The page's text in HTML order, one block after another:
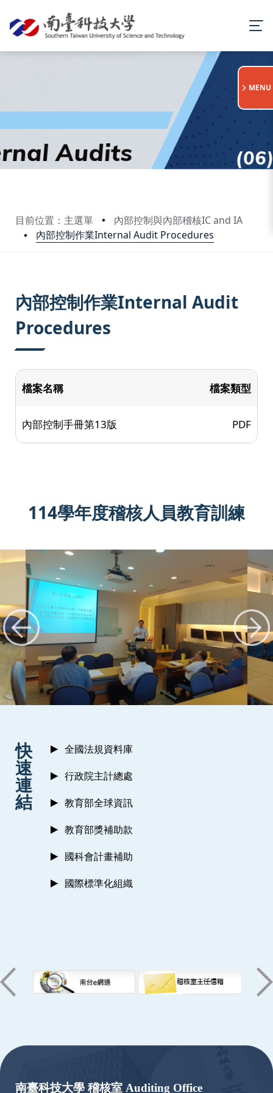
目前位置：主選單
內部控制與內部稽核IC and IA
內部控制作業Internal Audit Procedures
:::
MENU
內部控制作業Internal Audit
Procedures
檔案名稱 檔案類型
內部控制手冊第13版 PDF
114學年度稽核人員教育訓練
快
速
連
結
全國法規資料庫
行政院主計總處
教育部全球資訊
教育部獎補助款
國科會計畫補助
國際標準化組織
南臺科技大學 稽核室 Auditing Office